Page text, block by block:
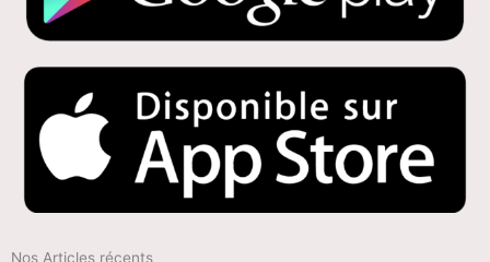
Nos Articles récents